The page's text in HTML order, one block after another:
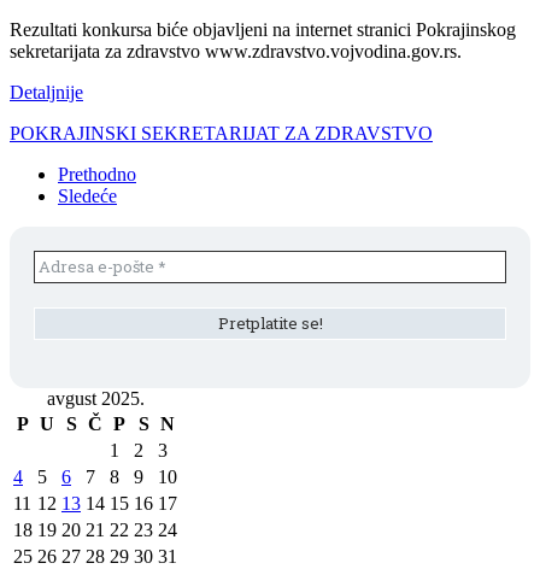
Rezultati konkursa biće objavljeni na internet stranici Pokrajinskog
sekretarijata za zdravstvo www.zdravstvo.vojvodina.gov.rs.
Detaljnije
POKRAJINSKI SEKRETARIJAT ZA ZDRAVSTVO
Prethodno
Sledeće
avgust 2025.
P U S Č P S N
1
2
3
4
5 6 7 8 9
10
11 12 13 14 15 16 17
18 19 20 21 22 23 24
25 26 27 28 29 30 31